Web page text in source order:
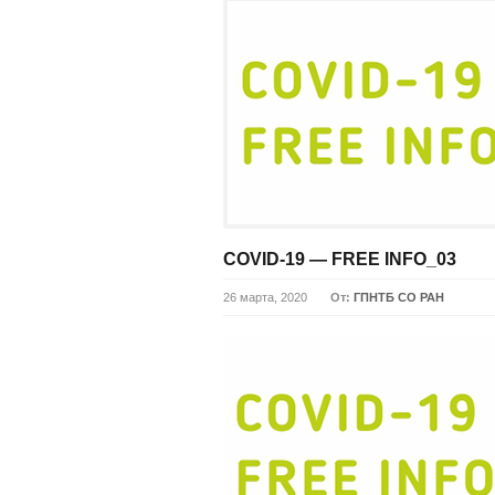
COVID-19 — FREE INFO_03
26 марта, 2020 От: ГПНТБ СО РАН